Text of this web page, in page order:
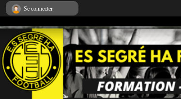
Se connecter
Panneau de gestion des cookies